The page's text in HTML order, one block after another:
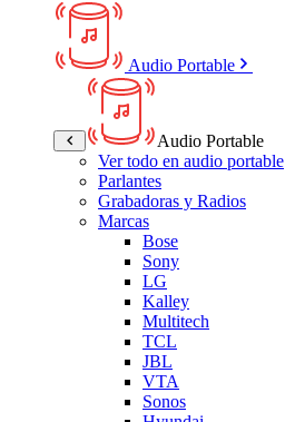
Audio Portable
Audio Portable
Ver todo en audio portable
Parlantes
Grabadoras y Radios
Marcas
Bose
Sony
LG
Kalley
Multitech
TCL
JBL
VTA
Sonos